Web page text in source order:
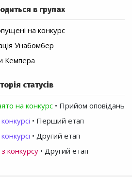
в групах
на конкурс
Унабомбер
Кемпера
статусів
на конкурс • Прийом оповідань
• Перший етап
• Другий етап
конкурсу • Другий етап